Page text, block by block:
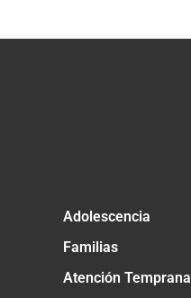
Adolescencia
Familias
Atención Temprana